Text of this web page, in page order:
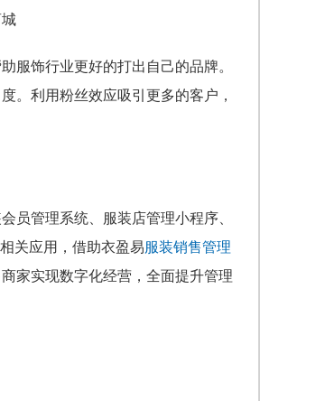
服饰行业更好的打出自己的品牌。
。利用粉丝效应吸引更多的客户，
员管理系统、服装店管理小程序、
关应用，借助衣盈易服装销售管理
家实现数字化经营，全面提升管理